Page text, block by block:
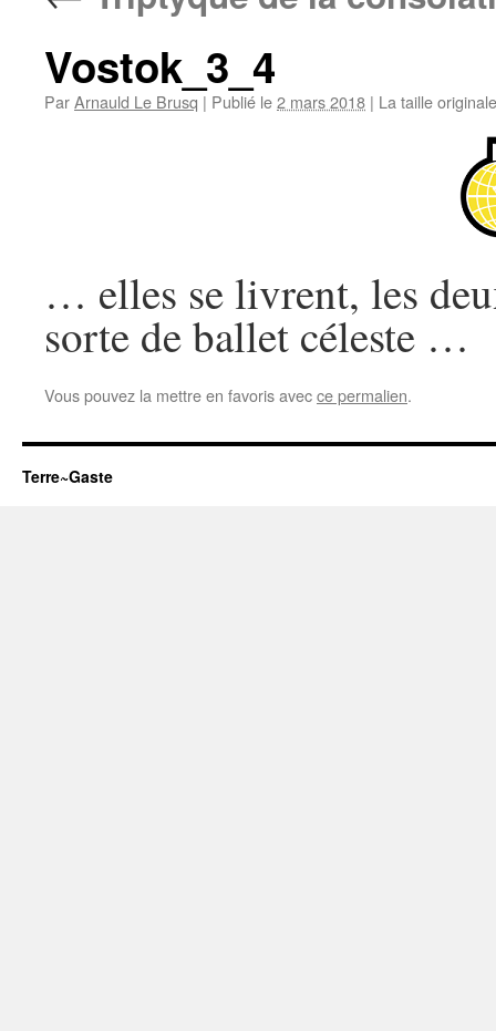
Vostok_3_4
ParArnauld Le Brusq | Publié le2 mars 2018 | La taille
… elles se livrent, les
sorte de ballet céleste …
Vous pouvez la mettre en favoris avecce permalien.
Terre~Gaste